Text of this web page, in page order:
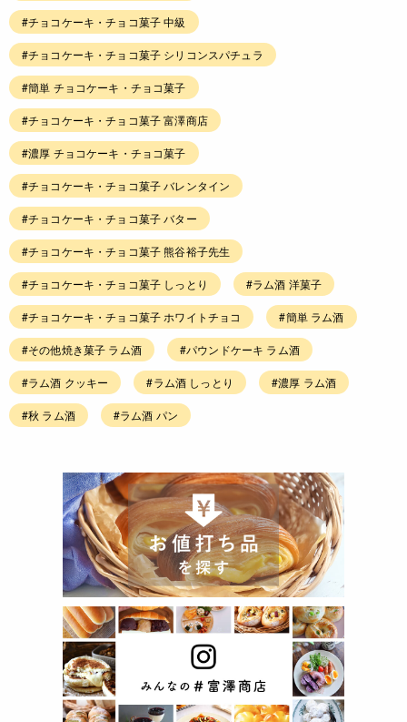
#チョコケーキ・チョコ菓子 中級
#チョコケーキ・チョコ菓子 シリコンスパチュラ
#簡単 チョコケーキ・チョコ菓子
#チョコケーキ・チョコ菓子 富澤商店
#濃厚 チョコケーキ・チョコ菓子
#チョコケーキ・チョコ菓子 バレンタイン
#チョコケーキ・チョコ菓子 バター
#チョコケーキ・チョコ菓子 熊谷裕子先生
#チョコケーキ・チョコ菓子 しっとり #ラム酒 洋菓子
#チョコケーキ・チョコ菓子 ホワイトチョコ #簡単 ラム酒
#その他焼き菓子 ラム酒 #パウンドケーキ ラム酒
#ラム酒 クッキー #ラム酒 しっとり #濃厚 ラム酒
#秋 ラム酒 #ラム酒 パン